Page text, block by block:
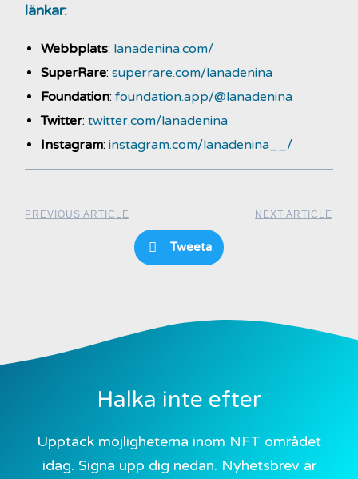
länkar:
Webbplats: lanadenina.com/
SuperRare:superrare.com/lanadenina
Foundation:foundation.app/@lanadenina
Twitter:twitter.com/lanadenina
Instagram:instagram.com/lanadenina__/
PREVIOUS ARTICLE NEXT ARTICLE
Tweeta
Halka inte efter
Upptäck möjligheterna inom NFT området
idag. Signa upp dig nedan. Nyhetsbrev är